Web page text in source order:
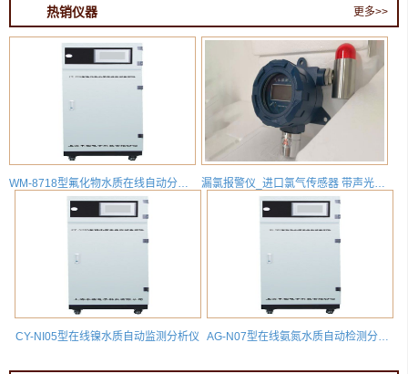
更多>>
热销仪器
WM-8718型氟化物水质在线自动分析仪 漏氯报警仪_进口氯气传感器 带声光报警 HD-T700X-CL2
CY-NI05型在线镍水质自动监测分析仪 AG-N07型在线氨氮水质自动检测分析仪